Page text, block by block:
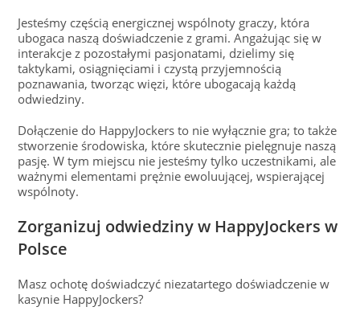
Jesteśmy częścią energicznej wspólnoty graczy, która
ubogaca naszą doświadczenie z grami. Angażując się w
interakcje z pozostałymi pasjonatami, dzielimy się
taktykami, osiągnięciami i czystą przyjemnością
poznawania, tworząc więzi, które ubogacają każdą
odwiedziny.
Dołączenie do HappyJockers to nie wyłącznie gra; to także
stworzenie środowiska, które skutecznie pielęgnuje naszą
pasję. W tym miejscu nie jesteśmy tylko uczestnikami, ale
ważnymi elementami prężnie ewoluującej, wspierającej
wspólnoty.
Zorganizuj odwiedziny w HappyJockers w
Polsce
Masz ochotę doświadczyć niezatartego doświadczenie w
kasynie HappyJockers?